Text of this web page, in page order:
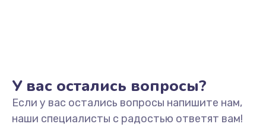
Замена микросхемы NFC
1100 руб.
У вас остались вопросы?
Если у вас остались вопросы напишите нам,
наши специалисты с радостью ответят вам!